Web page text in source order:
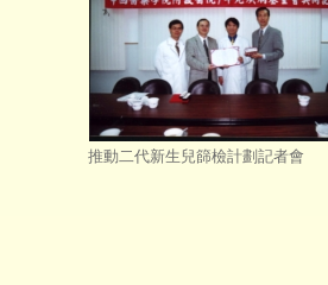
推動二代新生兒篩檢計劃記者會